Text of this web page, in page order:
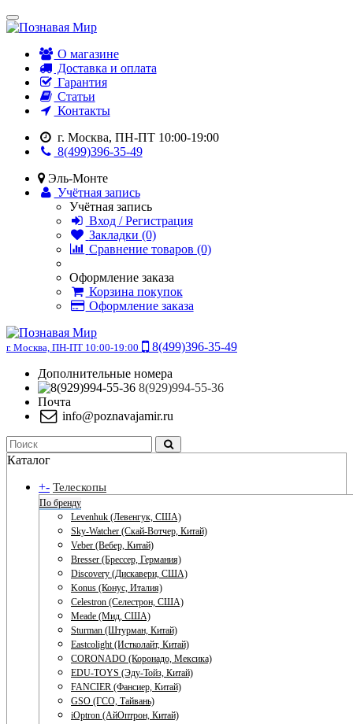
О магазине
Доставка и оплата
Гарантия
Статьи
Контакты
г. Москва, ПН-ПТ 10:00-19:00
8(499)396-35-49
Эль-Монте
Учётная запись
Учётная запись
Вход / Регистрация
Закладки (0)
Сравнение товаров (0)
Оформление заказа
Корзина покупок
Оформление заказа
г. Москва, ПН-ПТ 10:00-19:00
8(499)396-35-49
Дополнительные номера
8(929)994-55-36
Почта
info@poznavajamir.ru
Каталог
+- Телескопы
По бренду
Levenhuk (Левенгук, США)
Sky-Watcher (Скай-Вотчер, Китай)
Veber (Вебер, Китай)
Bresser (Брессер, Германия)
Discovery (Дискавери, США)
Konus (Конус, Италия)
Celestron (Селестрон, США)
Meade (Мид, США)
Sturman (Штурман, Китай)
Eastcolight (Истколайт, Китай)
CORONADO (Коронадо, Мексика)
EDU-TOYS (Эду-Тойз, Китай)
FANCIER (Фансиер, Китай)
GSO (ГСО, Тайвань)
iOptron (АйОптрон, Китай)